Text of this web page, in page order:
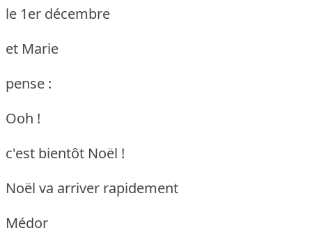
le 1er décembre
et Marie
pense :
Ooh !
c'est bientôt Noël !
Noël va arriver rapidement
Médor